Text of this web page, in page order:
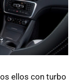
ellos con turbo